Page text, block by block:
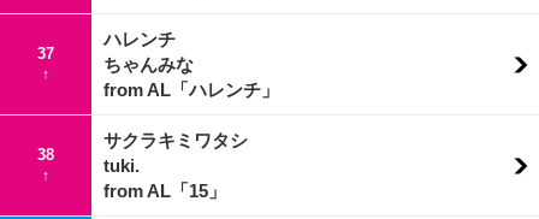
37
↑
ハレンチ
ちゃんみな
from AL「ハレンチ」
38
↑
サクラキミワタシ
tuki.
from AL「15」